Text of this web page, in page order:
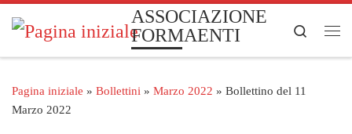
Passa al contenuto
ASSOCIAZIONE
FORMAENTI
Search
Pagina iniziale » Bollettini » Marzo 2022 » Bollettino del 11
Marzo 2022